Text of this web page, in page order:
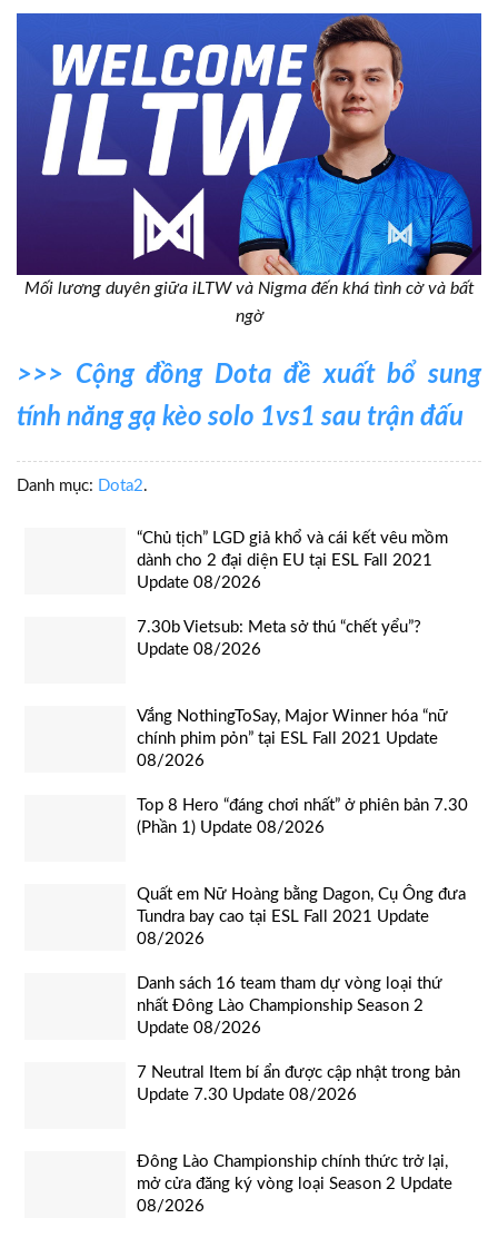
Mối lương duyên giữa iLTW và Nigma đến khá tình cờ và bất
ngờ
>>> Cộng đồng Dota đề xuất bổ sung
tính năng gạ kèo solo 1vs1 sau trận đấu
Danh mục: Dota2.
“Chủ tịch” LGD giả khổ và cái kết vêu mồm
dành cho 2 đại diện EU tại ESL Fall 2021
Update 08/2026
7.30b Vietsub: Meta sở thú “chết yểu”?
Update 08/2026
Vắng NothingToSay, Major Winner hóa “nữ
chính phim pỏn” tại ESL Fall 2021 Update
08/2026
Top 8 Hero “đáng chơi nhất” ở phiên bản 7.30
(Phần 1) Update 08/2026
Quất em Nữ Hoàng bằng Dagon, Cụ Ông đưa
Tundra bay cao tại ESL Fall 2021 Update
08/2026
Danh sách 16 team tham dự vòng loại thứ
nhất Đông Lào Championship Season 2
Update 08/2026
7 Neutral Item bí ẩn được cập nhật trong bản
Update 7.30 Update 08/2026
Đông Lào Championship chính thức trở lại,
mở cửa đăng ký vòng loại Season 2 Update
08/2026